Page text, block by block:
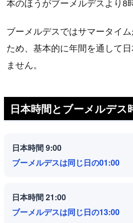
本のほうがブーメルデスより8
ブーメルデスではサマータイ
ため、基本的に年間を通して
ません。
日本時間とブーメルデス
日本時間 9:00
ブーメルデスは同じ日の01:00
日本時間 21:00
ブーメルデスは同じ日の13:00